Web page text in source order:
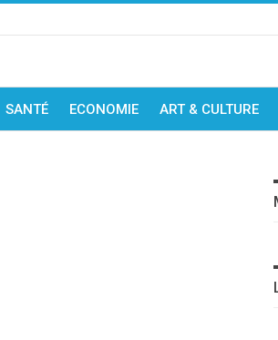
SANTÉ ECONOMIE ART & CULTURE